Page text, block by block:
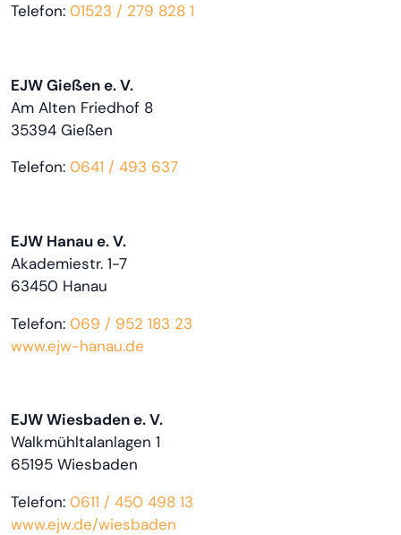
Telefon: 01523 / 279 828 1
EJW Gießen e. V.
Am Alten Friedhof 8
35394 Gießen
Telefon: 0641 / 493 637
EJW Hanau e. V.
Akademiestr. 1-7
63450 Hanau
Telefon: 069 / 952 183 23
www.ejw-hanau.de
EJW Wiesbaden e. V.
Walkmühltalanlagen 1
65195 Wiesbaden
Telefon: 0611 / 450 498 13
www.ejw.de/wiesbaden